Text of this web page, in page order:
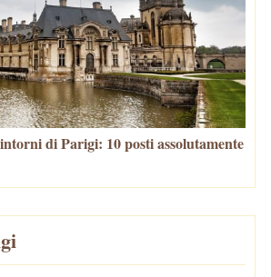
di Parigi: 10 posti assolutamente